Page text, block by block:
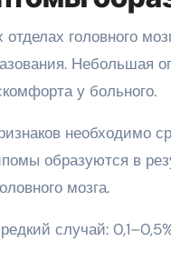
отделах головного
Небольшая
у больного.
необходимо
образуются в
мозга.
случай: